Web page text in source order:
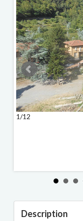
1/12
Description